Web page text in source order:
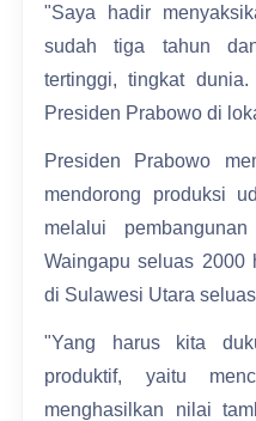
"Saya hadir
sudah tiga tahun
tertinggi, tingkat
Presiden Prabowo di
Presiden Prabowo
mendorong produksi
melalui
Waingapu seluas 2000
di Sulawesi Utara
"Yang harus kita
produktif, yaitu
menghasilkan nilai